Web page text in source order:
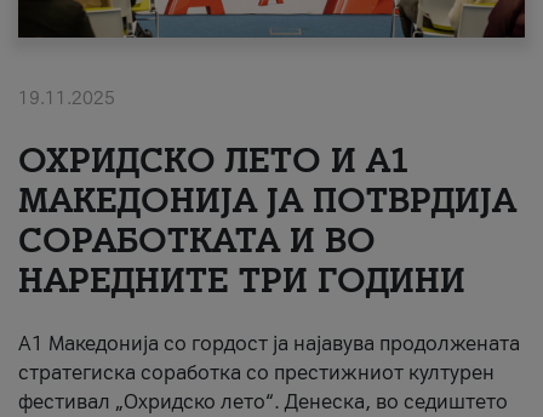
Надополни кредит
#ПодобарОнлајн
19.11.2025
ОХРИДСКО ЛЕТО И A1
МАКЕДОНИЈА ЈА ПОТВРДИЈА
СОРАБОТКАТА И ВО
НАРЕДНИТЕ ТРИ ГОДИНИ
A1 Македонија со гордост ја најавува продолжената
стратегиска соработка со престижниот културен
фестивал „Охридско лето“. Денеска, во седиштето